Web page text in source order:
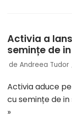
Activia a
semințe de
de Andreea Tudor
Activia aduce
cu semințe de
»